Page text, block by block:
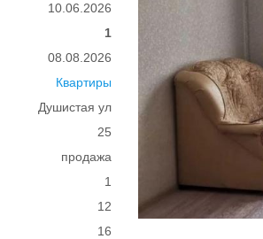
10.06.2026
1
08.08.2026
Квартиры
Душистая ул
25
продажа
1
12
16